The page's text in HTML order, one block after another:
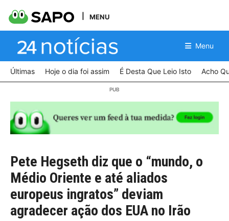
MENU
Menu
Últimas Hoje o dia foi assim É Desta Que Leio Isto Acho
Pete Hegseth diz que o “mundo, o
Médio Oriente e até aliados
europeus ingratos” deviam
agradecer ação dos EUA no Irão